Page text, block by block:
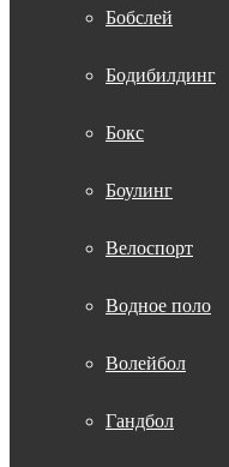
Бобслей
Бодибилдинг
Бокс
Боулинг
Велоспорт
Водное поло
Волейбол
Гандбол